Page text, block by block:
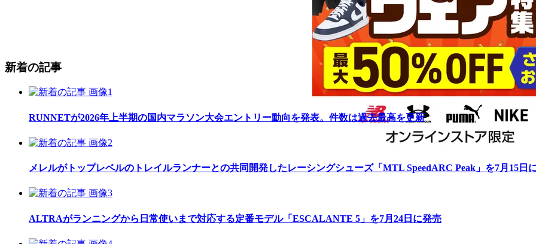
新着の記事
RUNNETが2026年上半期の国内マラソン大会エントリー動向を発表。件数は過去最高を更新
メレルがトップレベルのトレイルランナーとの共同開発したレーシングシューズ「MTL SpeedARC Peak」を7月15日
ALTRAがランニングから日常使いまで対応する定番モデル「ESCALANTE 5」を7月24日に発売